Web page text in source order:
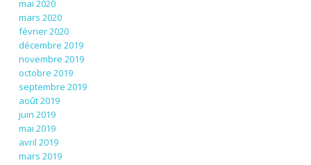
mai 2020
mars 2020
février 2020
décembre 2019
novembre 2019
octobre 2019
septembre 2019
août 2019
juin 2019
mai 2019
avril 2019
mars 2019